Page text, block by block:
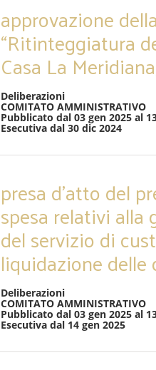
approvazione
“Ritinteggiatura
Casa La
Deliberazioni
COMITATO AMMINISTRATIVO
Pubblicato dal 03 gen 2025 al
Esecutiva dal 30 dic 2024
presa d’atto del
spesa relativi alla
del servizio di
liquidazione
Deliberazioni
COMITATO AMMINISTRATIVO
Pubblicato dal 03 gen 2025 al
Esecutiva dal 14 gen 2025